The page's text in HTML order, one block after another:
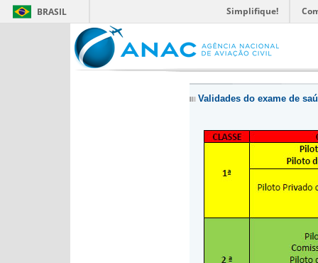
BRASIL Simplifique!
Validades do exame de